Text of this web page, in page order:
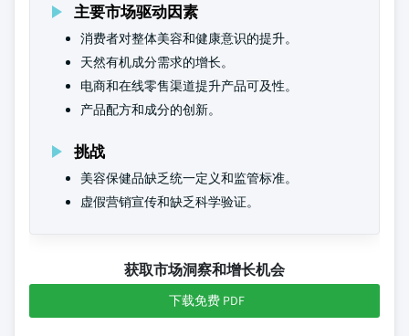
主要市场驱动因素
消费者对整体美容和健康意识的提升。
天然有机成分需求的增长。
电商和在线零售渠道提升产品可及性。
产品配方和成分的创新。
挑战
美容保健品缺乏统一定义和监管标准。
虚假营销宣传和缺乏科学验证。
获取市场洞察和增长机会
下载免费 PDF